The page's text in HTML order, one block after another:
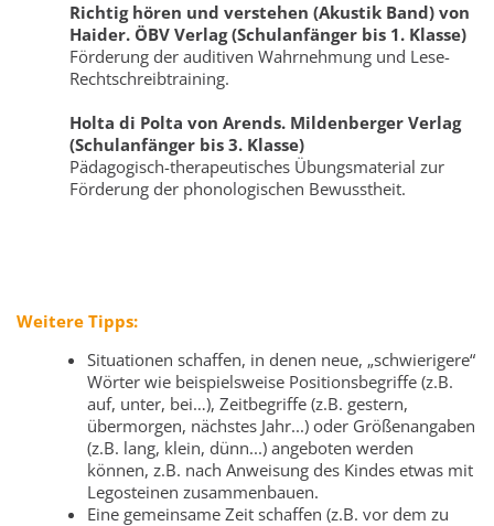
Richtig hören und verstehen (Akustik Band) von
Haider. ÖBV Verlag (Schulanfänger bis 1. Klasse)
Förderung der auditiven Wahrnehmung und Lese-
Rechtschreibtraining.
Holta di Polta von Arends. Mildenberger Verlag
(Schulanfänger bis 3. Klasse)
Pädagogisch-therapeutisches Übungsmaterial zur
Förderung der phonologischen Bewusstheit.
Weitere Tipps:
Situationen schaffen, in denen neue, „schwierigere“
Wörter wie beispielsweise Positionsbegriffe (z.B.
auf, unter, bei…), Zeitbegriffe (z.B. gestern,
übermorgen, nächstes Jahr...) oder Größenangaben
(z.B. lang, klein, dünn...) angeboten werden
können, z.B. nach Anweisung des Kindes etwas mit
Legosteinen zusammenbauen.
Eine gemeinsame Zeit schaffen (z.B. vor dem zu